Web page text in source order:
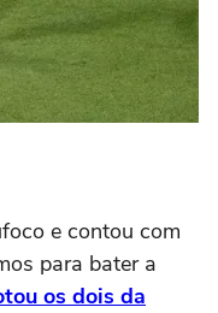
e contou com
para bater a
os dois da